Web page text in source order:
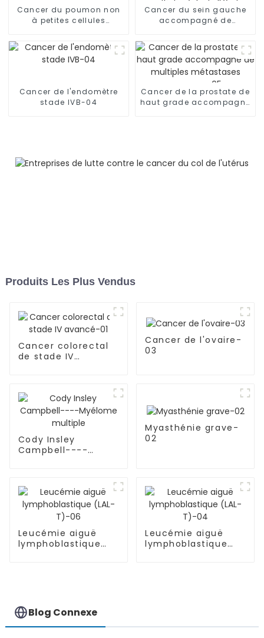
Cancer du poumon non
à petites cellules
Cancer du sein gauche
accompagné de
multiples (stade IV), de
métastases
ganglionnaires et de
lymphangite
carcinomateuse dans
les deux poumons-03
Cancer de l'endomètre
stade IVB-04
Cancer de la prostate de
haut grade accompagné
Produits Les Plus Vendus
Cancer colorectal
de stade IV
Cancer de l'ovaire-
03
Cody Insley
Campbell----
Myasthénie grave-
02
Leucémie aiguë
lymphoblastique
Leucémie aiguë
lymphoblastique
Blog Connexe